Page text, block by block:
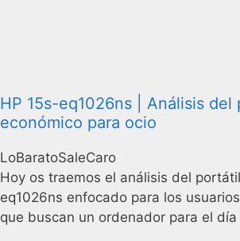
HP 15s-eq1026ns | Análisis del
económico para ocio
LoBaratoSaleCaro
Hoy os traemos el análisis del
eq1026ns enfocado para los
que buscan un ordenador para el